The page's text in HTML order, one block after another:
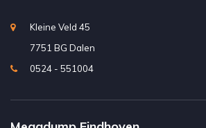
Kleine Veld 45
7751 BG Dalen
0524 - 551004